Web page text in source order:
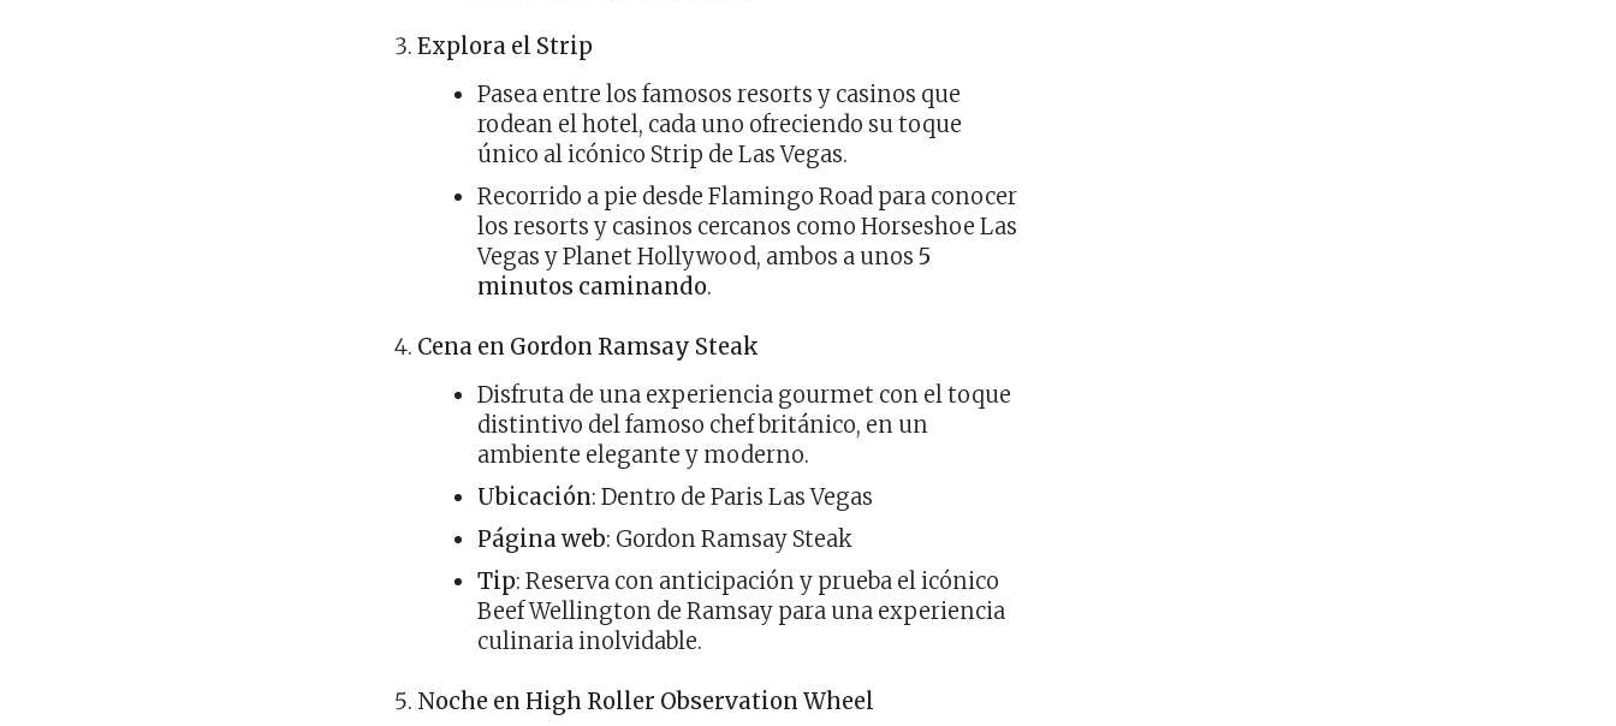
Explora el Strip
Pasea entre los famosos resorts y casinos que
rodean el hotel, cada uno ofreciendo su toque
único al icónico Strip de Las Vegas.
Recorrido a pie desde Flamingo Road para conocer
los resorts y casinos cercanos como Horseshoe Las
Vegas y Planet Hollywood, ambos a unos 5
minutos caminando.
Cena en Gordon Ramsay Steak
Disfruta de una experiencia gourmet con el toque
distintivo del famoso chef británico, en un
ambiente elegante y moderno.
Ubicación: Dentro de Paris Las Vegas
Página web: Gordon Ramsay Steak
Tip: Reserva con anticipación y prueba el icónico
Beef Wellington de Ramsay para una experiencia
culinaria inolvidable.
Noche en High Roller Observation Wheel